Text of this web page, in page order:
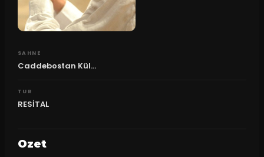
SAHNE
Caddebostan Kül...
TUR
RESİTAL
Ozet